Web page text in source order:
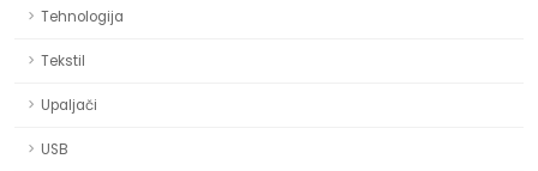
Tehnologija
Tekstil
Upaljači
USB